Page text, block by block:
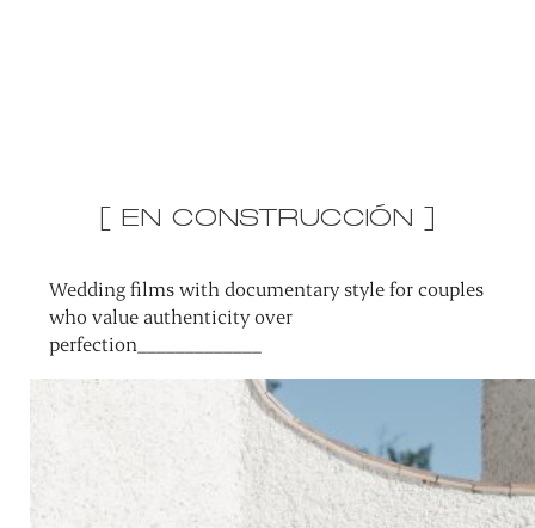
[ EN CONSTRUCCIÓN ]
Wedding films with documentary style for couples
who value authenticity over
perfection_____________